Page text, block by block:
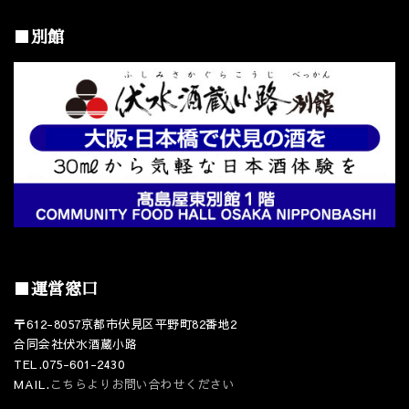
■別館
■運営窓口
〒612-8057京都市伏見区平野町82番地2
合同会社伏水酒蔵小路
TEL.075-601-2430
MAIL. こちらよりお問い合わせください